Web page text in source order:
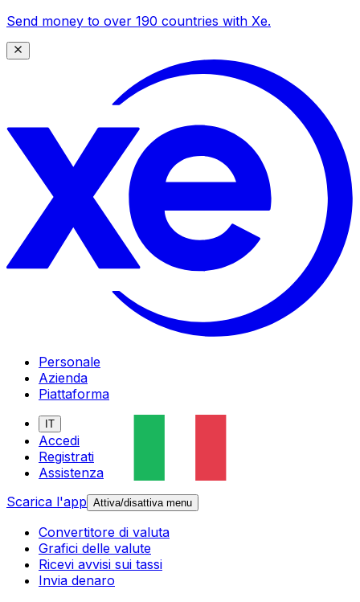
Send money to over 190 countries with Xe.
Personale
Azienda
Piattaforma
IT
Accedi
Registrati
Assistenza
Scarica l'app Attiva/disattiva menu
Convertitore di valuta
Grafici delle valute
Ricevi avvisi sui tassi
Invia denaro